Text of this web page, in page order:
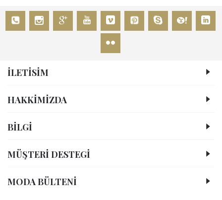
İLETİSİM
HAKKIMIZDA
BİLGİ
MÜŞTERI DESTEGI
MODA BÜLTENI